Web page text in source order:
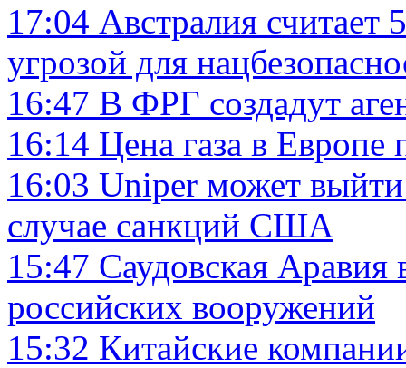
17:04 Австралия
угрозой для
16:47 В ФРГ создадут
16:14 Цена газа в Европе
16:03 Uniper может выйти
случае санкций США
15:47 Саудовская Аравия
российских вооружений
15:32 Китайские